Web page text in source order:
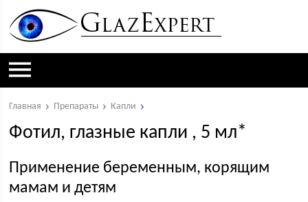
Главная Препараты Капли
Фотил, глазные капли , 5 мл*
Применение беременным, корящим
мамам и детям